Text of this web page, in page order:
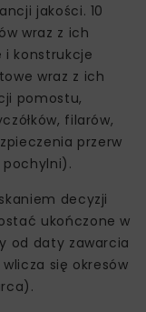
jakości. 10
wraz z ich
i konstrukcje
wraz z ich
pomostu,
filarów,
przerw
decyzji
ukończone w
od daty zawarcia
się okresów